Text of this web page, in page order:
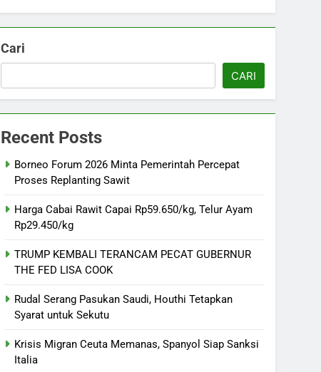
Cari
CARI
Recent Posts
Borneo Forum 2026 Minta Pemerintah Percepat
Proses Replanting Sawit
Harga Cabai Rawit Capai Rp59.650/kg, Telur Ayam
Rp29.450/kg
TRUMP KEMBALI TERANCAM PECAT GUBERNUR
THE FED LISA COOK
Rudal Serang Pasukan Saudi, Houthi Tetapkan
Syarat untuk Sekutu
Krisis Migran Ceuta Memanas, Spanyol Siap Sanksi
Italia